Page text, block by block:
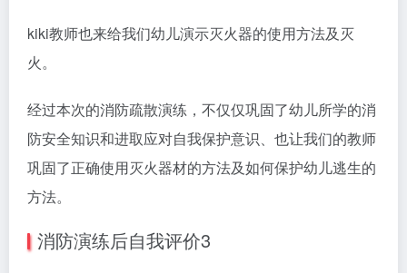
kiki教师也来给我们幼儿演示灭火器的使用方法及灭
火。
经过本次的消防疏散演练，不仅仅巩固了幼儿所学的消
防安全知识和进取应对自我保护意识、也让我们的教师
巩固了正确使用灭火器材的方法及如何保护幼儿逃生的
方法。
消防演练后自我评价3